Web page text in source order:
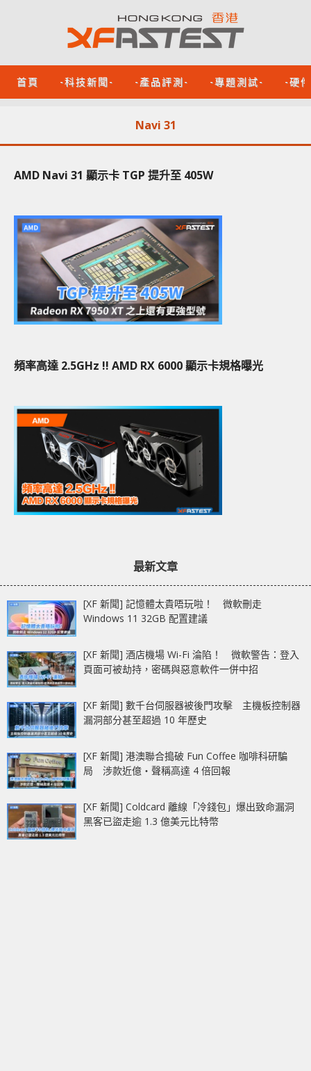
首頁 -科技新聞- -產品評測- -專題測試- -硬
Navi 31
AMD Navi 31 顯示卡 TGP 提升至 405W
頻率高達 2.5GHz !! AMD RX 6000 顯示卡規格曝光
最新文章
[XF 新聞] 記憶體太貴唔玩啦！ 微軟刪走
Windows 11 32GB 配置建議
[XF 新聞] 酒店機場 Wi-Fi 淪陷！ 微軟警告：登入
頁面可被劫持，密碼與惡意軟件一併中招
[XF 新聞] 數千台伺服器被後門攻擊 主機板控制器
漏洞部分甚至超過 10 年歷史
[XF 新聞] 港澳聯合搗破 Fun Coffee 咖啡科研騙
局 涉款近億‧聲稱高達 4 倍回報
[XF 新聞] Coldcard 離線「冷錢包」爆出致命漏洞
黑客已盜走逾 1.3 億美元比特幣